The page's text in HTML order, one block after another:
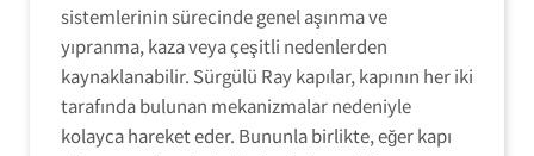
sistemlerinin sürecinde genel aşınma ve
yıpranma, kaza veya çeşitli nedenlerden
kaynaklanabilir. Sürgülü Ray kapılar, kapının her iki
tarafında bulunan mekanizmalar nedeniyle
kolayca hareket eder. Bununla birlikte, eğer kapı